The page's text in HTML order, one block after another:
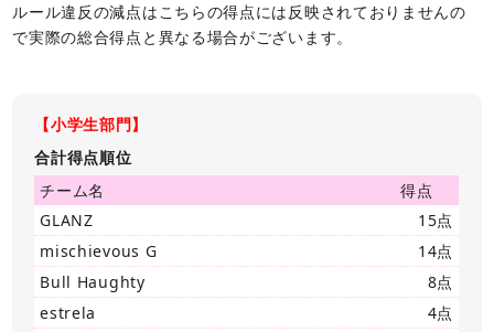
ルール違反の減点はこちらの得点には反映されておりませんの
で実際の総合得点と異なる場合がございます。
【小学生部門】
合計得点順位
チーム名
得点
GLANZ
15点
mischievous G
14点
Bull Haughty
8点
estrela
4点